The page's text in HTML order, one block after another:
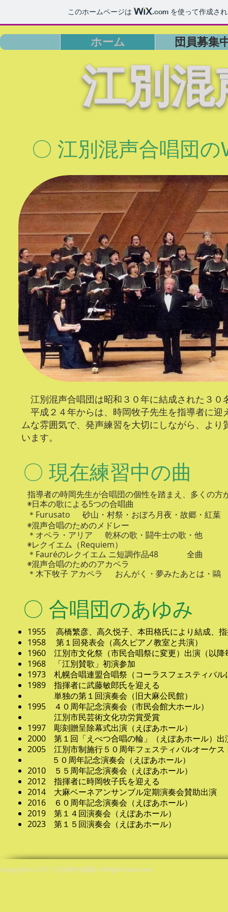
このホームページは .com を使って作成さ
ホーム 団員募集
江別混
〇 江別混声合唱団
江別混声合唱団は昭和３０年に結成された３０
平成２４年からは、時岡牧子先生を指導者に迎
ムな雰囲気で、発声練習を大切にしながら、よ
います。
​〇 現在練習中の曲
指導者の時岡先生が合唱団の個性を踏まえ、多くの
​◉日本の歌による5つの合唱曲
＊Furusato 砂山・村祭・おぼろ月夜・故郷・紅
◉混声合唱のためのメドレー
＊オペラ・アリア 乾杯の歌・闘牛士の歌・
◉レクイエム（Requiem）
＊Fauréのレクイエム ニ短調作品48 全
◉混声合唱のためのアカペラ
＊木下牧子 アカペラ おんがく・夢みたあとは・ 鷗
​〇 合唱団のあゆみ
1955 高橋繁彦、高久悦子、本田格氏により結成、
1958 第１回発表会（高久ピアノ教室と共演）
1960 江別市文化祭（市民合唱祭に変更）出演（以降
1968 「江別賛歌」初演参加
1973 札幌合唱連盟合唱祭（コーラスフェスティバル
1989 指揮者に武藤敏郎氏を迎える
単独の第１回演奏会（旧大麻公民館）
1995 ４０周年記念演奏会（市民会館大ホール）
江別市民芸術文化功労賞受賞
1997 彫刻贈呈除幕式出演（えぽあホール）
2000 第１回「えべつ合唱の輪」（えぽあホール）出
2005 江別市制施行５０周年フェスティバルオーケス
５０周年記念演奏会（えぽあホール）
2010 ５５周年記念演奏会（えぽあホール）
2012 指揮者に時岡牧子氏を迎える
2014 大麻ベーネアンサンブル定期演奏会賛助出演
2016 ６０周年記念演奏会（えぽあホール）
​2019 第１４回演奏会（えぽあホール）
​​2023 第１５回演奏会（えぽあホール）
Copyright (c) 2017 江別混声合唱団 All Rights Reserved.